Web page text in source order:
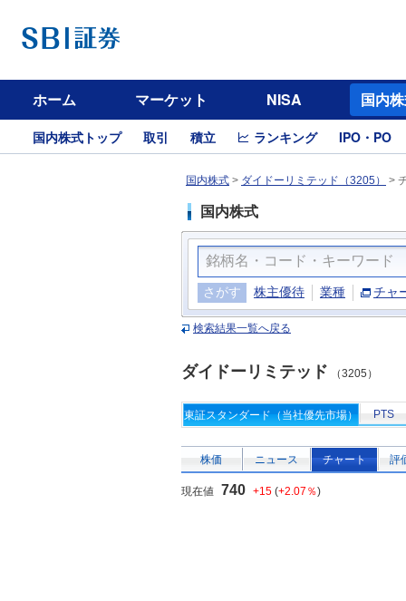
ホーム マーケット NISA 国内
国内株式トップ 取引 積立 ランキング IPO・PO
国内株式 > ダイドーリミテッド（3205） >
国内株式
さがす 株主優待 業種 チャ
検索結果一覧へ戻る
ダイドーリミテッド （3205）
東証スタンダード（当社優先市場） PTS
株価 ニュース チャート 評
現在値 740 +15 (+2.07％)